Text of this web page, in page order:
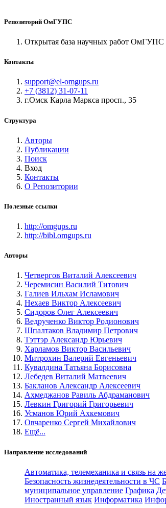
Репозиторий ОмГУПС
Открытая база научных работ ОмГУПС
Контакты
support@el-omgups.ru
+7 (3812) 31-07-11
г.Омск Карла Маркса просп., 35
Структура
Авторы
Публикации
Поиск
Вход
Контакты
О Репозитории
Полезные ссылки
http://omgups.ru
http://bibl.omgups.ru
Авторы
Четвергов Виталий Алексеевич
Черемисин Василий Титович
Галиев Ильхам Исламович
Нехаев Виктор Алексеевич
Сидоров Олег Алексеевич
Ведрученко Виктор Родионович
Шпалтаков Владимир Петрович
Тэттэр Александр Юрьевич
Харламов Виктор Васильевич
Митрохин Валерий Евгеньевич
Кувалдина Татьяна Борисовна
Лебедев Виталий Матвеевич
Бакланов Александр Алексеевич
Ахмеджанов Равиль Абдраманович
Левкин Григорий Григорьевич
Усманов Юрий Ахкемович
Овчаренко Сергей Михайлович
Ещё...
Направление исследований
Автоматика, телемеханика и связь на
Безопасность жизнедеятельности в ЧС
муниципальное управление Графика
Иностранный язык Информатика